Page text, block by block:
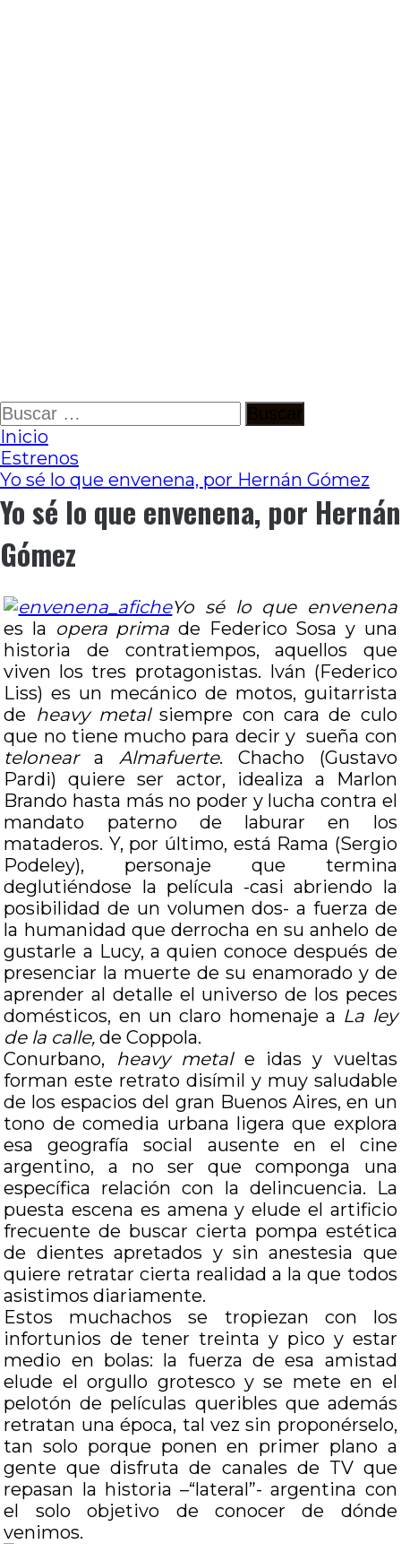
Ir
al
contenido
Buscar:
Inicio
Estrenos
Yo sé lo que envenena, por Hernán Gómez
Yo sé lo que envenena, por Hernán
Gómez
Yo sé lo que envenena
es la opera prima de Federico Sosa y una
historia de contratiempos, aquellos que
viven los tres protagonistas. Iván (Federico
Liss) es un mecánico de motos, guitarrista
de heavy metalsiempre con cara de culo
que no tiene mucho para decir y sueña con
teloneara Almafuerte. Chacho (Gustavo
Pardi) quiere ser actor, idealiza a Marlon
Brando hasta más no poder y lucha contra el
mandato paterno de laburar en los
mataderos. Y, por último, está Rama (Sergio
Podeley), personaje que termina
deglutiéndose la película -casi abriendo la
posibilidad de un volumen dos- a fuerza de
la humanidad que derrocha en su anhelo de
gustarle a Lucy, a quien conoce después de
presenciar la muerte de su enamorado y de
aprender al detalle el universo de los peces
domésticos, en un claro homenaje a La ley
de la calle, de Coppola.
Conurbano, heavy metale idas y vueltas
forman este retrato disímil y muy saludable
de los espacios del gran Buenos Aires, en un
tono de comedia urbana ligera que explora
esa geografía social ausente en el cine
argentino, a no ser que componga una
específica relación con la delincuencia. La
puesta escena es amena y elude el artificio
frecuente de buscar cierta pompa estética
de dientes apretados y sin anestesia que
quiere retratar cierta realidad a la que todos
asistimos diariamente.
Estos muchachos se tropiezan con los
infortunios de tener treinta y pico y estar
medio en bolas: la fuerza de esa amistad
elude el orgullo grotesco y se mete en el
pelotón de películas queribles que además
retratan una época, tal vez sin proponérselo,
tan solo porque ponen en primer plano a
gente que disfruta de canales de TV que
repasan la historia –“lateral”- argentina con
el solo objetivo de conocer de dónde
venimos.